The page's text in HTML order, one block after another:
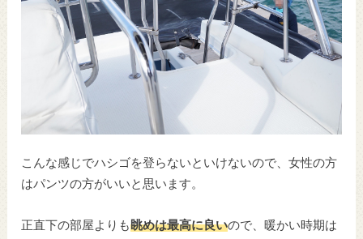
こんな感じでハシゴを登らないといけないので、女性の方
はパンツの方がいいと思います。
正直下の部屋よりも眺めは最高に良いので、暖かい時期は